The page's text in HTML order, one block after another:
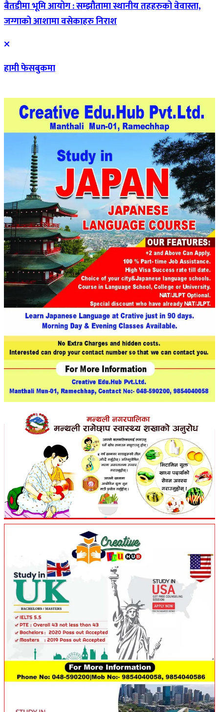
बैतडीमा भूमि आयोग : सम्झौतामा स्थानीय तहहरुको वेवास्ता,
जग्गाको आशामा वसेकाहरु निराश
हामी फेसबुकमा